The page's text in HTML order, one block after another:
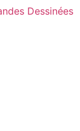
Dessinées